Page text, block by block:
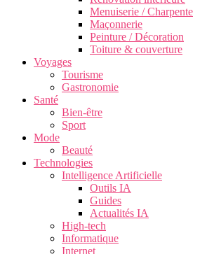
Menuiserie / Charpente
Maçonnerie
Peinture / Décoration
Toiture & couverture
Voyages
Tourisme
Gastronomie
Santé
Bien-être
Sport
Mode
Beauté
Technologies
Intelligence Artificielle
Outils IA
Guides
Actualités IA
High-tech
Informatique
Internet